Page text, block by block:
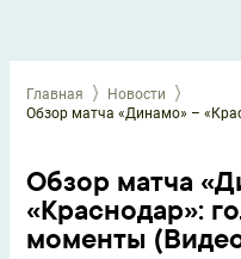
Главная
Новости
Обзор матча
«Краснодар»:
моменты